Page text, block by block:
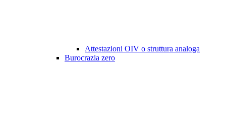
Attestazioni OIV o struttura analoga
Burocrazia zero